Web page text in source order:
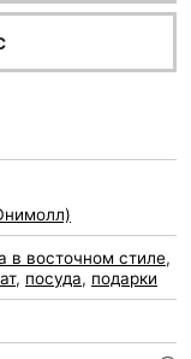
в восточном стиле,
, посуда, подарки